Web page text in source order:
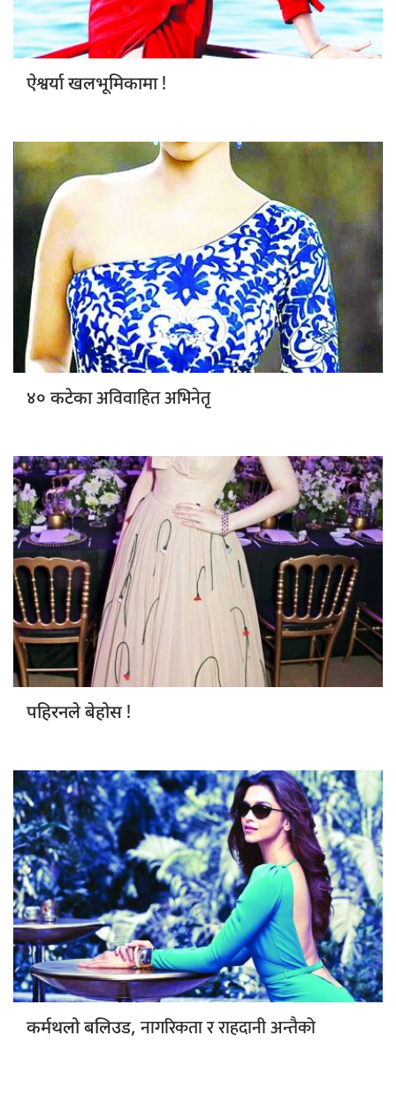
ऐश्वर्या खलभूमिकामा!
४० कटेकाअविवाहित अभिनेतृ
पहिरनले बेहोस!
कर्मथलो बलिउड,नागरिकता र राहदानी अन्तैको